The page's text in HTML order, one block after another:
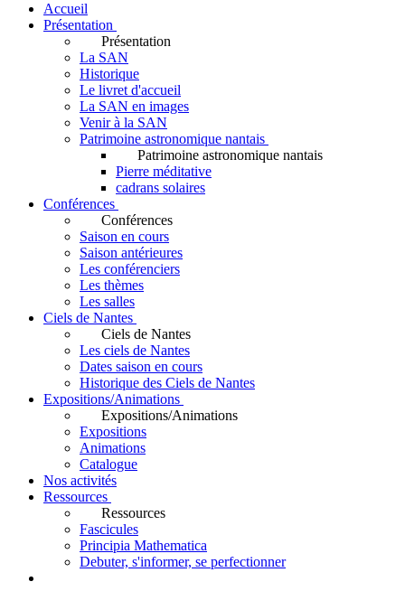
Accueil
Présentation
Présentation
La SAN
Historique
Le livret d'accueil
La SAN en images
Venir à la SAN
Patrimoine astronomique nantais
Patrimoine astronomique nantais
Pierre méditative
cadrans solaires
Conférences
Conférences
Saison en cours
Saison antérieures
Les conférenciers
Les thèmes
Les salles
Ciels de Nantes
Ciels de Nantes
Les ciels de Nantes
Dates saison en cours
Historique des Ciels de Nantes
Expositions/Animations
Expositions/Animations
Expositions
Animations
Catalogue
Nos activités
Ressources
Ressources
Fascicules
Principia Mathematica
Debuter, s'informer, se perfectionner